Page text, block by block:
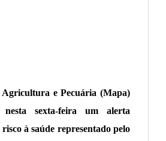
e Pecuária (Mapa)
nesta sexta-feira um alerta
à saúde representado pelo